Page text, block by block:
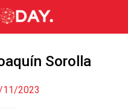
Sorolla
11/2023